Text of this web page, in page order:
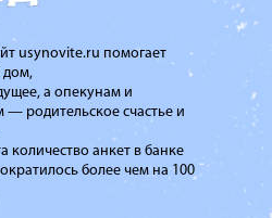
usynovite.ru помогает
дом,
а опекунам и
родительское счастье и
количество анкет в банке
более чем на 100